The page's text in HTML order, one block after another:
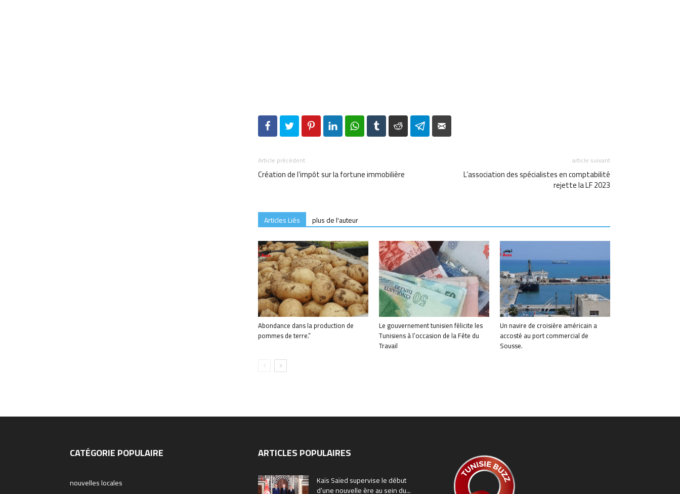
Facebook Twitter Pinterest LinkedIn WhatsAppTumblr Reddit Telegram
Article précédent
Création de l’impôt sur la fortune immobilière
article suivant
L’association des spécialistes en comptabilité
rejette la LF 2023
Articles Liés plus de l'auteur
Abondance dans la production de
pommes de terre.”
Le gouvernement tunisien félicite les
Tunisiens à l’occasion de la Fête du
Travail
Un navire de croisière américain a
accosté au port commercial de
Sousse.
ARTICLES POPULAIRES
Kaïs Saïed supervise le début
d’une nouvelle ère au sein du...
CATÉGORIE POPULAIRE
nouvelles locales